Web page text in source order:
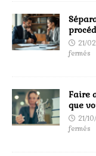
21/
fermés
Faire
que
21/
fermés